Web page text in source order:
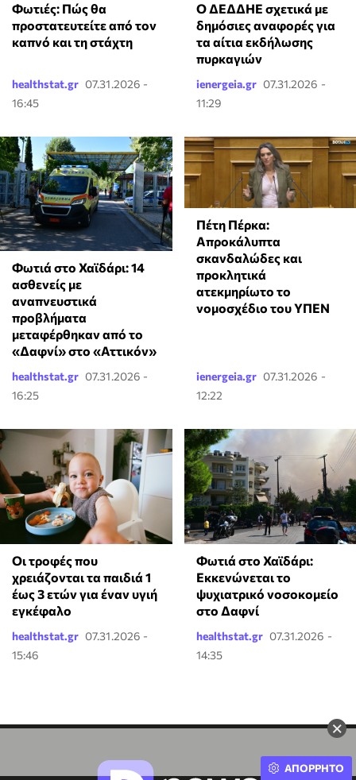
×
Φωτιές: Πώς θα
προστατευτείτε από τον
καπνό και τη στάχτη
healthstat.gr 07.31.2026 -
16:45
Ο ΔΕΔΔΗΕ σχετικά με
δημόσιες αναφορές για
τα αίτια εκδήλωσης
πυρκαγιών
ienergeia.gr 07.31.2026 -
11:29
Φωτιά στο Χαϊδάρι: 14
ασθενείς με
αναπνευστικά
προβλήματα
μεταφέρθηκαν από το
«Δαφνί» στο «Αττικόν»
healthstat.gr 07.31.2026 -
16:25
Πέτη Πέρκα:
Απροκάλυπτα
σκανδαλώδες και
προκλητικά
ατεκμηρίωτο το
νομοσχέδιο του ΥΠΕΝ
ienergeia.gr 07.31.2026 -
12:22
Οι τροφές που
χρειάζονται τα παιδιά 1
έως 3 ετών για έναν υγιή
εγκέφαλο
healthstat.gr 07.31.2026 -
15:46
Φωτιά στο Χαϊδάρι:
Εκκενώνεται το
ψυχιατρικό νοσοκομείο
στο Δαφνί
healthstat.gr 07.31.2026 -
14:35
ΑΠΟΡΡΗΤΟ